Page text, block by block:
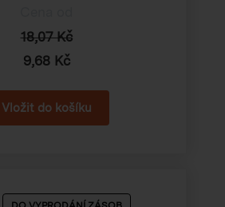
18,07 Kč
9,68 Kč